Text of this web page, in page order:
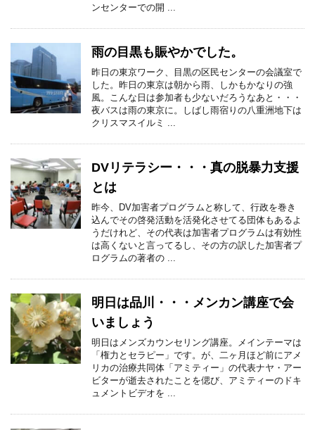
ンセンターでの開 ...
雨の目黒も賑やかでした。
昨日の東京ワーク、目黒の区民センターの会議室で
した。昨日の東京は朝から雨、しかもかなりの強
風。こんな日は参加者も少ないだろうなあと・・・
夜バスは雨の東京に。しばし雨宿りの八重洲地下は
クリスマスイルミ ...
DVリテラシー・・・真の脱暴力支援
とは
昨今、DV加害者プログラムと称して、行政を巻き
込んでその啓発活動を活発化させてる団体もあるよ
うだけれど、その代表は加害者プログラムは有効性
は高くないと言ってるし、その方の訳した加害者プ
ログラムの著者の ...
明日は品川・・・メンカン講座で会
いましょう
明日はメンズカウンセリング講座。メインテーマは
「権力とセラピー」です。が、二ヶ月ほど前にアメ
リカの治療共同体「アミティー」の代表ナヤ・アー
ビターが逝去されたことを偲び、アミティーのドキ
ュメントビデオを ...